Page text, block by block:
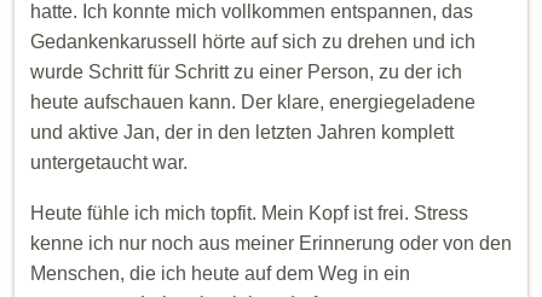
hatte. Ich konnte mich vollkommen entspannen, das
Gedankenkarussell hörte auf sich zu drehen und ich
wurde Schritt für Schritt zu einer Person, zu der ich
heute aufschauen kann. Der klare, energiegeladene
und aktive Jan, der in den letzten Jahren komplett
untergetaucht war.
Heute fühle ich mich topfit. Mein Kopf ist frei. Stress
kenne ich nur noch aus meiner Erinnerung oder von den
Menschen, die ich heute auf dem Weg in ein